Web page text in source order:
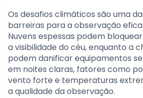
Os desafios climáticos são uma
barreiras para a observação
Nuvens espessas podem
a visibilidade do céu, enquanto a
podem danificar equipamentos
em noites claras, fatores como
vento forte e temperaturas
a qualidade da observação.